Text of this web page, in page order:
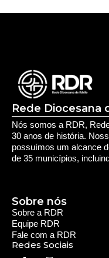
Deixe seu
Comments are closed.